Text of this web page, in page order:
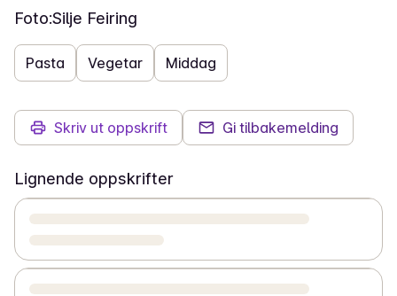
Foto:Silje Feiring
Pasta Vegetar Middag
Skriv ut oppskrift Gi tilbakemelding
Lignende oppskrifter